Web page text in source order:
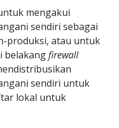
mengakui
sendiri sebagai
produksi, atau untuk
belakangfirewall
sendiri untuk
lokal untuk